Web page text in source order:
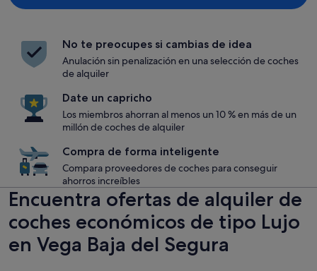
No te preocupes si cambias de idea
Anulación sin penalización en una selección de coches
de alquiler
Date un capricho
Los miembros ahorran al menos un 10 % en más de un
millón de coches de alquiler
Compra de forma inteligente
Compara proveedores de coches para conseguir
ahorros increíbles
Encuentra ofertas de alquiler de
coches económicos de tipo Lujo
en Vega Baja del Segura